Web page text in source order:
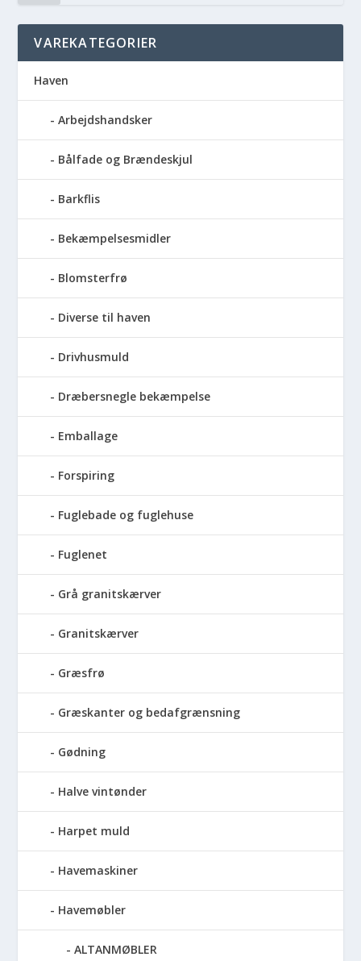
VAREKATEGORIER
Haven
Arbejdshandsker
Bålfade og Brændeskjul
Barkflis
Bekæmpelsesmidler
Blomsterfrø
Diverse til haven
Drivhusmuld
Dræbersnegle bekæmpelse
Emballage
Forspiring
Fuglebade og fuglehuse
Fuglenet
Grå granitskærver
Granitskærver
Græsfrø
Græskanter og bedafgrænsning
Gødning
Halve vintønder
Harpet muld
Havemaskiner
Havemøbler
ALTANMØBLER